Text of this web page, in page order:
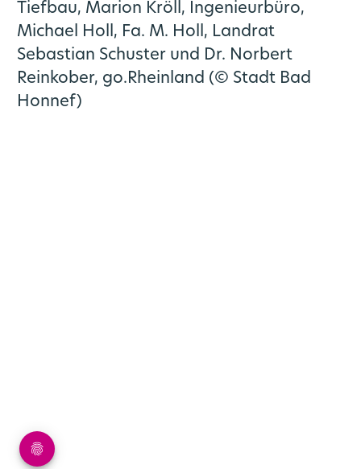
Tiefbau, Marion Kröll, Ingenieurbüro,
Michael Holl, Fa. M. Holl, Landrat
Sebastian Schuster und Dr. Norbert
Reinkober, go.Rheinland (© Stadt Bad
Honnef)